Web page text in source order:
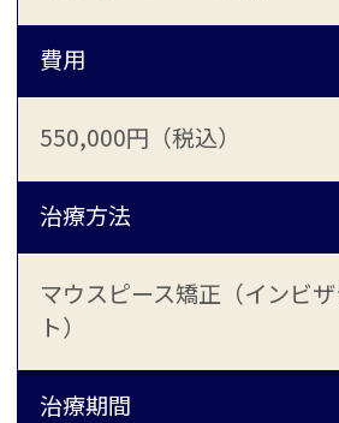
費用
550,000円（税込）
治療方法
マウスピース矯正（インビ
ト）
治療期間